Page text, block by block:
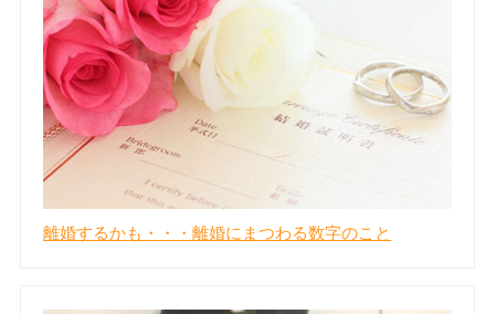
離婚するかも・・・離婚にまつわる数字のこと